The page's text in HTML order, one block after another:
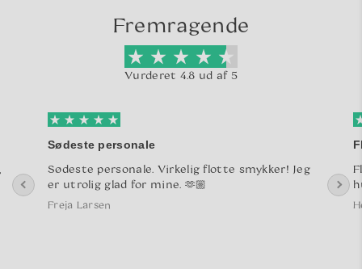
Fremragende
Vurderet 4.8 ud af 5
Sødeste personale
Sødeste personale. Virkelig flotte smykker! Jeg
er utrolig glad for mine. 🫶🏼
Freja Larsen